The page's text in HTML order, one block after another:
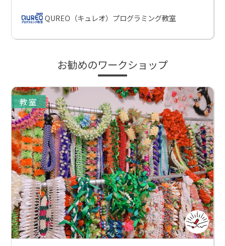
QUREO（キュレオ）プログラミング教室
お勧めのワークショップ
教室